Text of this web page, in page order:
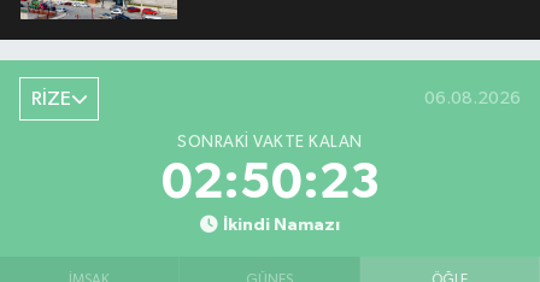
RİZE 06.08.2026
SONRAKI VAKTE KALAN
02:50:22
İkindi Namazı